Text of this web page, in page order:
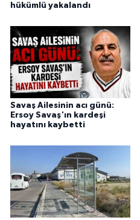
hükümlü yakalandı
Savaş Ailesinin acı günü:
Ersoy Savaş'ın kardeşi
hayatını kaybetti